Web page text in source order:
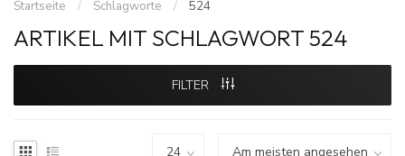
Startseite / Schlagworte / 524
ARTIKEL MIT SCHLAGWORT 524
FILTER